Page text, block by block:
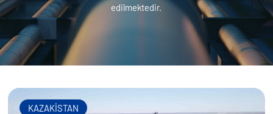
edilmektedir.
KAZAKİSTAN